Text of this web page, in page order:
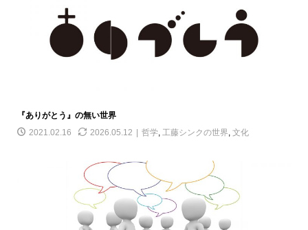
『ありがとう』の無い世界
2021.02.16
2026.05.12 哲学, 工藤シンクの世界, 文化